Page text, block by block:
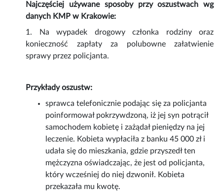
Najczęściej używane sposoby przy oszustwach wg
danych KMP w Krakowie:
1. Na wypadek drogowy członka rodziny oraz
konieczność zapłaty za polubowne załatwienie
sprawy przez policjanta.
Przykłady oszustw:
sprawca telefonicznie podając się za policjanta
poinformował pokrzywdzoną, iż jej syn potrącił
samochodem kobietę i zażądał pieniędzy na jej
leczenie. Kobieta wypłaciła z banku 45 000 zł i
udała się do mieszkania, gdzie przyszedł ten
mężczyzna oświadczając, że jest od policjanta,
który wcześniej do niej dzwonił. Kobieta
przekazała mu kwotę.